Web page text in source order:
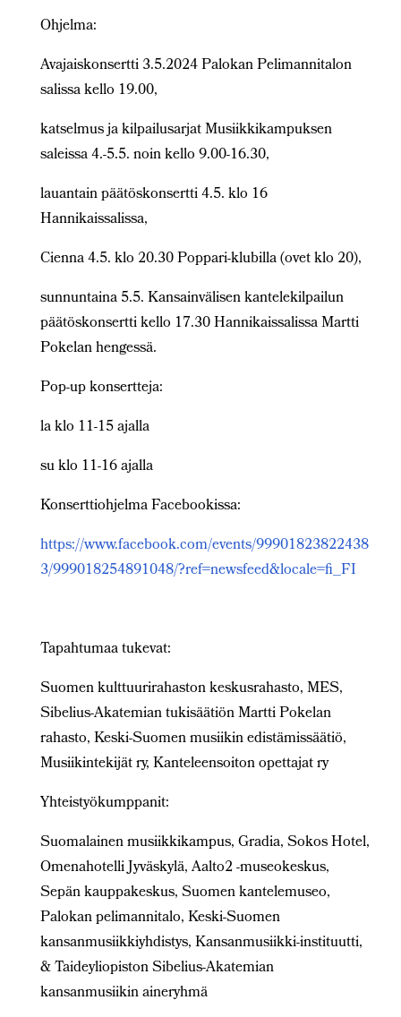
Ohjelma:
Avajaiskonsertti 3.5.2024 Palokan Pelimannitalon
salissa kello 19.00,
katselmus ja kilpailusarjat Musiikkikampuksen
saleissa 4.-5.5. noin kello 9.00-16.30,
lauantain päätöskonsertti 4.5. klo 16
Hannikaissalissa,
Cienna 4.5. klo 20.30 Poppari-klubilla (ovet klo 20),
sunnuntaina 5.5. Kansainvälisen kantelekilpailun
päätöskonsertti kello 17.30 Hannikaissalissa Martti
Pokelan hengessä.
Pop-up konsertteja:
la klo 11-15 ajalla
su klo 11-16 ajalla
Konserttiohjelma Facebookissa:
https://www.facebook.com/events/99901823822438
3/999018254891048/?ref=newsfeed&locale=fi_FI
Tapahtumaa tukevat:
Suomen kulttuurirahaston keskusrahasto, MES,
Sibelius-Akatemian tukisäätiön Martti Pokelan
rahasto, Keski-Suomen musiikin edistämissäätiö,
Musiikintekijät ry, Kanteleensoiton opettajat ry
Yhteistyökumppanit:
Suomalainen musiikkikampus, Gradia, Sokos Hotel,
Omenahotelli Jyväskylä, Aalto2 -museokeskus,
Sepän kauppakeskus, Suomen kantelemuseo,
Palokan pelimannitalo, Keski-Suomen
kansanmusiikkiyhdistys, Kansanmusiikki-instituutti,
& Taideyliopiston Sibelius-Akatemian
kansanmusiikin aineryhmä